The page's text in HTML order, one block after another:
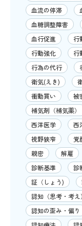
血流の停滞
血糖調整障害
血行促進
行
行動強化
行
行為の代行
衛気(えき)
衝動買い
被
補気剤（補気薬）
西洋医学
西
視野狭窄
覚
親密
解雇
診断基準
診
証（しょう)
認知（思考・考え）
認知の歪み・偏り